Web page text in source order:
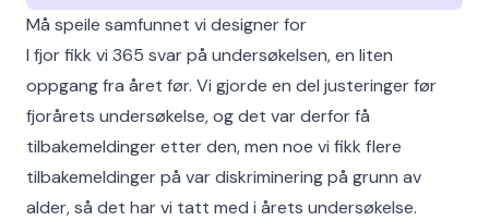
Må speile samfunnet vi designer for
I fjor fikk vi 365 svar på undersøkelsen, en liten
oppgang fra året før. Vi gjorde en del justeringer før
fjorårets undersøkelse, og det var derfor få
tilbakemeldinger etter den, men noe vi fikk flere
tilbakemeldinger på var diskriminering på grunn av
alder, så det har vi tatt med i årets undersøkelse.